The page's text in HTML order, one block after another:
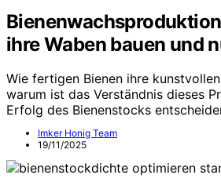
ihre Waben bauen und
Wie fertigen Bienen ihre
warum ist das Verständnis dieses
Erfolg des Bienenstocks
Imker Honig Team
19/11/2025